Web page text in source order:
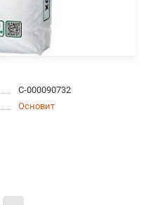
С-000090732
Основит